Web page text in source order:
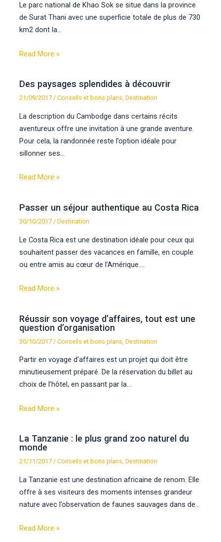
Le parc national de Khao Sok se situe dans la province
de Surat Thani avec une superficie totale de plus de 730
km2 dont la…
Read More »
Des paysages splendides à découvrir
21/09/2017/Conseils et bons plans,Destination
La description du Cambodge dans certains récits
aventureux offre une invitation à une grande aventure.
Pour cela, la randonnée reste l’option idéale pour
sillonner ses…
Read More »
Passer un séjour authentique au Costa Rica
30/10/2017/Destination
Le Costa Rica est une destination idéale pour ceux qui
souhaitent passer des vacances en famille, en couple
ou entre amis au cœur de l’Amérique.…
Read More »
Réussir son voyage d’affaires, tout est une
question d’organisation
30/10/2017 /Conseils et bons plans ,Destination
Partir en voyage d’affaires est un projet qui doit être
minutieusement préparé. De la réservation du billet au
choix de l’hôtel, en passant par la…
Read More »
La Tanzanie : le plus grand zoo naturel du
monde
21/11/2017/Conseils et bons plans,Destination
La Tanzanie est une destination africaine de renom. Elle
offre à ses visiteurs des moments intenses grandeur
nature avec l’observation de faunes sauvages dans de…
Read More »